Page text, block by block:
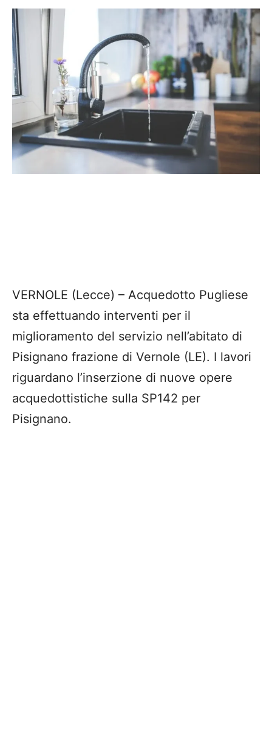
VERNOLE (Lecce) – Acquedotto Pugliese
sta effettuando interventi per il
miglioramento del servizio nell’abitato di
Pisignano frazione di Vernole (LE). I lavori
riguardano l’inserzione di nuove opere
acquedottistiche sulla SP142 per
Pisignano.